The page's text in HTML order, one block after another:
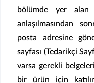
bölümde yer alan
anlaşılmasından
posta adresine
sayfası (Tedarikçi
varsa gerekli
bir ürün için